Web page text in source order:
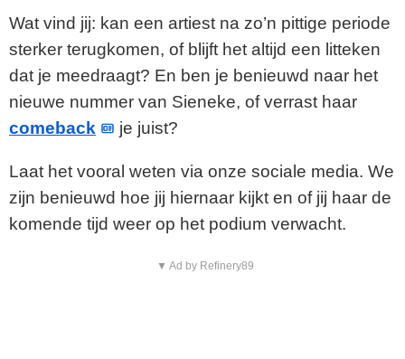
Wat vind jij: kan een artiest na zo’n pittige periode
sterker terugkomen, of blijft het altijd een litteken
dat je meedraagt? En ben je benieuwd naar het
nieuwe nummer van Sieneke, of verrast haar
comeback
je juist?
Laat het vooral weten via onze sociale media. We
zijn benieuwd hoe jij hiernaar kijkt en of jij haar de
komende tijd weer op het podium verwacht.
▼ Ad by Refinery89